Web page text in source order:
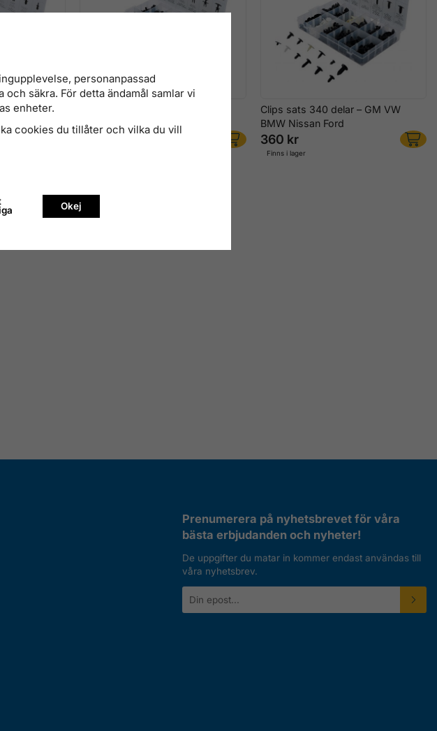
delar – VW
Mazda Honda Ford Nissan VW
Clips sats 340 delar – GM VW
BMW Nissan Ford
360 kr
Finns i lager
Prenumerera på nyhetsbrevet för våra
bästa erbjudanden och nyheter!
De uppgifter du matar in kommer endast användas till
våra nyhetsbrev.
postadress
personanpassad
säkra. För detta ändamål samlar vi
enheter.
cookies du tillåter och vilka du vill
Okej